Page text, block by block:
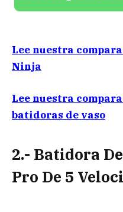
Lee nuestra
Ninja
Lee nuestra
batidoras de vaso
2.- Batidora
Pro De 5